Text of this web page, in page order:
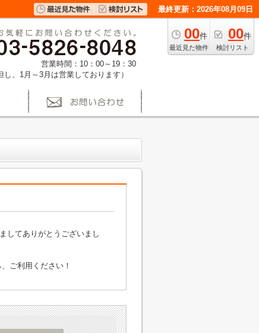
最終更新：2026年08月09日
00件
最近見た物件
00件
検討リスト
営業時間：10：00～19：30
し、1月～3月は営業しております）
してありがとうございまし
ご利用ください！